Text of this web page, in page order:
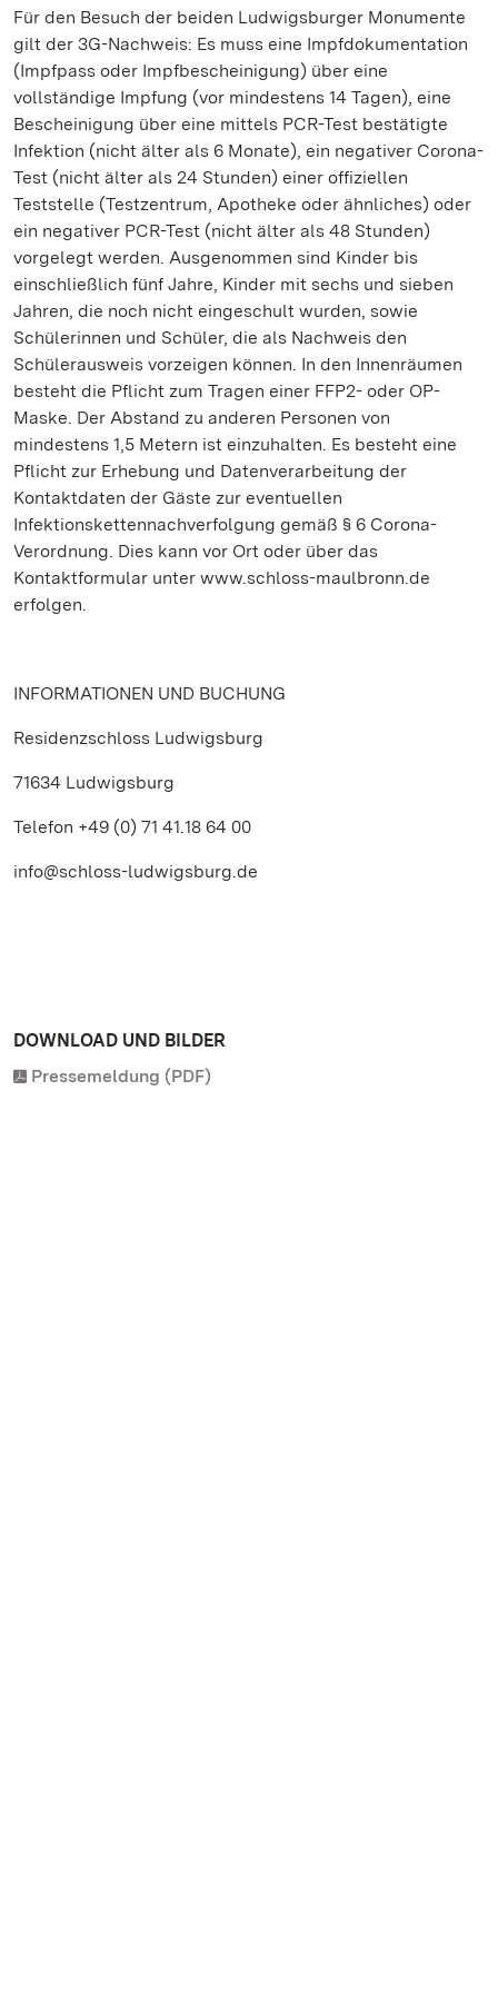
Für den Besuch der beiden Ludwigsburger Monumente
gilt der 3G-Nachweis: Es muss eine Impfdokumentation
(Impfpass oder Impfbescheinigung) über eine
vollständige Impfung (vor mindestens 14 Tagen), eine
Bescheinigung über eine mittels PCR-Test bestätigte
Infektion (nicht älter als 6 Monate), ein negativer Corona-
Test (nicht älter als 24 Stunden) einer offiziellen
Teststelle (Testzentrum, Apotheke oder ähnliches) oder
ein negativer PCR-Test (nicht älter als 48 Stunden)
vorgelegt werden. Ausgenommen sind Kinder bis
einschließlich fünf Jahre, Kinder mit sechs und sieben
Jahren, die noch nicht eingeschult wurden, sowie
Schülerinnen und Schüler, die als Nachweis den
Schülerausweis vorzeigen können. In den Innenräumen
besteht die Pflicht zum Tragen einer FFP2- oder OP-
Maske. Der Abstand zu anderen Personen von
mindestens 1,5 Metern ist einzuhalten. Es besteht eine
Pflicht zur Erhebung und Datenverarbeitung der
Kontaktdaten der Gäste zur eventuellen
Infektionskettennachverfolgung gemäß § 6 Corona-
Verordnung. Dies kann vor Ort oder über das
Kontaktformular unter www.schloss-maulbronn.de
erfolgen.
INFORMATIONEN UND BUCHUNG
Residenzschloss Ludwigsburg
71634 Ludwigsburg
Telefon +49 (0) 71 41.18 64 00
info@schloss-ludwigsburg.de
DOWNLOAD UND BILDER
Pressemeldung (PDF)